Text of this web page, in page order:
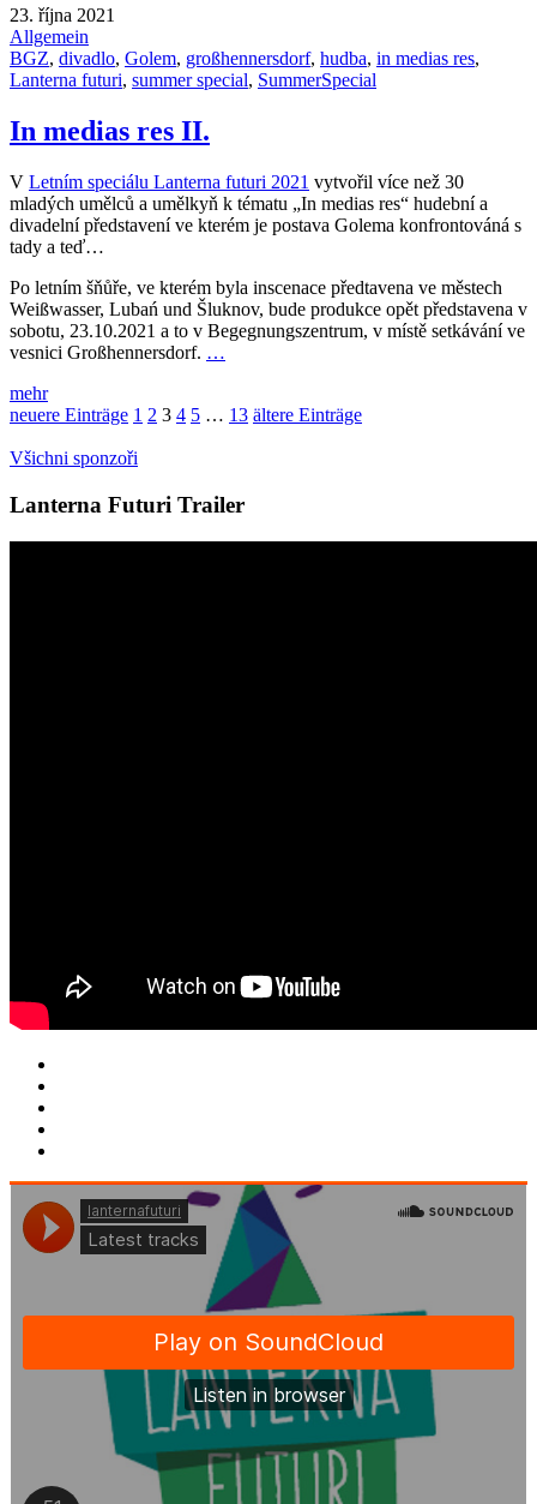
23. října 2021
Allgemein
BGZ, divadlo, Golem, großhennersdorf, hudba, in medias res,
Lanterna futuri, summer special, SummerSpecial
In medias res II.
V Letním speciálu Lanterna futuri 2021 vytvořil více než 30
mladých umělců a umělkyň k tématu „In medias res“ hudební a
divadelní představení ve kterém je postava Golema konfrontováná s
tady a teď…
Po letním šňůře, ve kterém byla inscenace předtavena ve městech
Weißwasser, Lubań und Šluknov, bude produkce opět představena v
sobotu, 23.10.2021 a to v Begegnungszentrum, v místě setkávání ve
vesnici Großhennersdorf. …
mehr
neuere Einträge 1 2 3 4 5 … 13 ältere Einträge
Všichni sponzoři
Lanterna Futuri Trailer